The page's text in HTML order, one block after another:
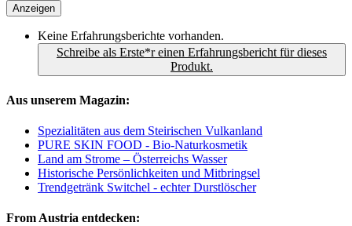
Anzeigen
Keine Erfahrungsberichte vorhanden.
Schreibe als Erste*r einen Erfahrungsbericht für dieses
Produkt.
Aus unserem Magazin:
Spezialitäten aus dem Steirischen Vulkanland
PURE SKIN FOOD - Bio-Naturkosmetik
Land am Strome – Österreichs Wasser
Historische Persönlichkeiten und Mitbringsel
Trendgetränk Switchel - echter Durstlöscher
From Austria entdecken: